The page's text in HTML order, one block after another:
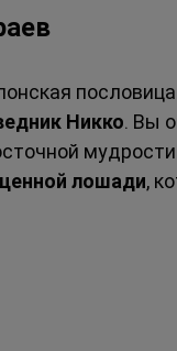
Никко. Вы
лошади,